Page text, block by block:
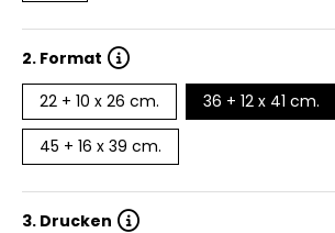
2. Format
22 + 10 x 26 cm.
36 + 12 x 41 cm.
45 + 16 x 39 cm.
3. Drucken